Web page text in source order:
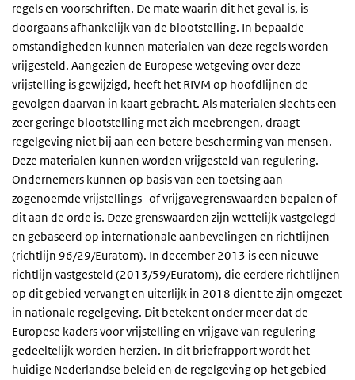
regels en voorschriften. De mate waarin dit het geval is, is
doorgaans afhankelijk van de blootstelling. In bepaalde
omstandigheden kunnen materialen van deze regels worden
vrijgesteld. Aangezien de Europese wetgeving over deze
vrijstelling is gewijzigd, heeft het RIVM op hoofdlijnen de
gevolgen daarvan in kaart gebracht. Als materialen slechts een
zeer geringe blootstelling met zich meebrengen, draagt
regelgeving niet bij aan een betere bescherming van mensen.
Deze materialen kunnen worden vrijgesteld van regulering.
Ondernemers kunnen op basis van een toetsing aan
zogenoemde vrijstellings- of vrijgavegrenswaarden bepalen of
dit aan de orde is. Deze grenswaarden zijn wettelijk vastgelegd
en gebaseerd op internationale aanbevelingen en richtlijnen
(richtlijn 96/29/Euratom). In december 2013 is een nieuwe
richtlijn vastgesteld (2013/59/Euratom), die eerdere richtlijnen
op dit gebied vervangt en uiterlijk in 2018 dient te zijn omgezet
in nationale regelgeving. Dit betekent onder meer dat de
Europese kaders voor vrijstelling en vrijgave van regulering
gedeeltelijk worden herzien. In dit briefrapport wordt het
huidige Nederlandse beleid en de regelgeving op het gebied